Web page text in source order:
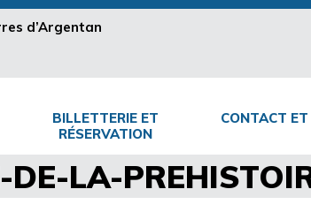
d’Argentan
BILLETTERIE ET
RÉSERVATION
CONTACT ET
LA-